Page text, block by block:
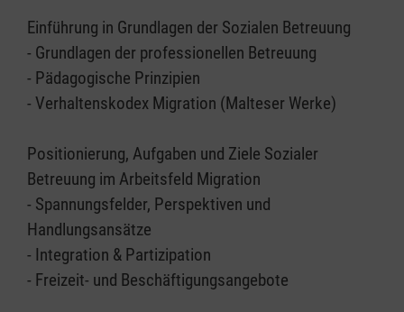
Einführung in Grundlagen der Sozialen Betreuung
- Grundlagen der professionellen Betreuung
- Pädagogische Prinzipien
- Verhaltenskodex Migration (Malteser Werke)
Positionierung, Aufgaben und Ziele Sozialer
Betreuung im Arbeitsfeld Migration
- Spannungsfelder, Perspektiven und
Handlungsansätze
- Integration & Partizipation
- Freizeit- und Beschäftigungsangebote